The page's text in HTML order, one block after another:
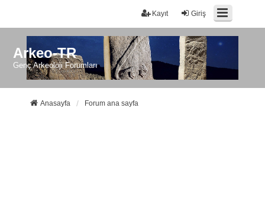
Giriş
Kayıt
Arkeo-TR
Genç Arkeoloji Forumları
Anasayfa Forum ana sayfa